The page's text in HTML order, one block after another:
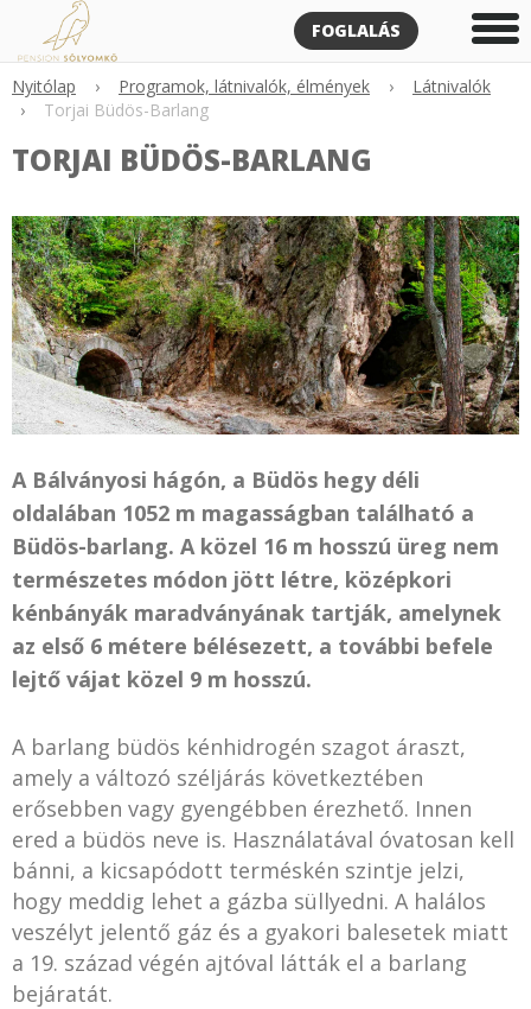
FOGLALÁS
Nyitólap › Programok, látnivalók, élmények ›
Látnivalók
›
Torjai Büdös-Barlang
TORJAI BÜDÖS-BARLANG
A Bálványosi hágón, a Büdös hegy déli
oldalában 1052 m magasságban található a
Büdös-barlang. A közel 16 m hosszú üreg nem
természetes módon jött létre, középkori
kénbányák maradványának tartják, amelynek
az első 6 métere bélésezett, a további befele
lejtő vájat közel 9 m hosszú.
A barlang büdös kénhidrogén szagot áraszt,
amely a változó széljárás következtében
erősebben vagy gyengébben érezhető. Innen
ered a büdös neve is. Használatával óvatosan kell
bánni, a kicsapódott terméskén szintje jelzi,
hogy meddig lehet a gázba süllyedni. A halálos
veszélyt jelentő gáz és a gyakori balesetek miatt
a 19. század végén ajtóval látták el a barlang
bejáratát.